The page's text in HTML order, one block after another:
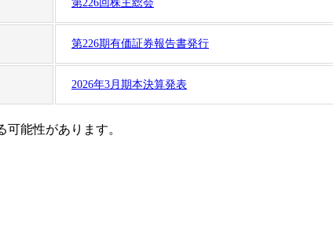
第226回株主総会
第226期有価証券報告書発行
2026年3月期本決算発表
能性があります。